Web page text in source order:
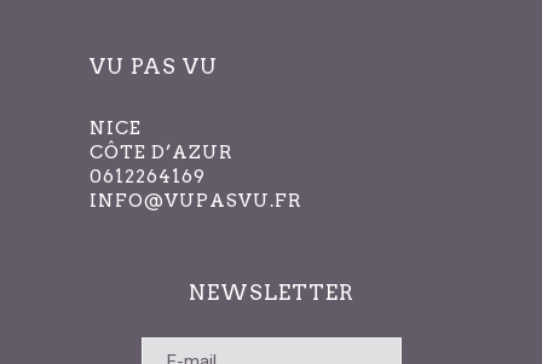
VU PAS VU
NICE
CÔTE D’AZUR
0612264169
INFO@VUPASVU.FR
NEWSLETTER